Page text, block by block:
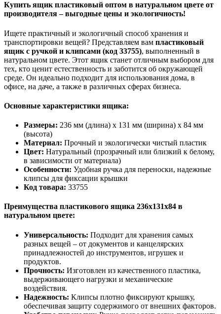
Купить ящик пластиковый оптом в натуральном цвете от
производителя – выгодные цены и экологичность!
Ищете практичный и экологичный способ хранения и
транспортировки вещей? Представляем вам пластиковый
ящик с ручкой и клипсами (код 33755), выполненный в
натуральном цвете. Этот ящик станет отличным выбором для
тех, кто ценит естественность и заботится об окружающей
среде. Он идеально подходит для использования дома, в
офисе, на даче, а также в различных сферах бизнеса.
Основные характеристики ящика:
Размеры: 236 мм (длина) x 131 мм (ширина) x 84 мм
(высота)
Материал: Прочный и экологически чистый пластик
Цвет: Натуральный (прозрачный или близкий к белому,
в зависимости от материала)
Особенности: Удобная ручка для переноски, надежные
клипсы для фиксации крышки
Код товара: 33755
Преимущества пластикового ящика 236х131х84 в
натуральном цвете:
Универсальность: Подходит для хранения самых
разных вещей – от документов и канцелярских
принадлежностей до инструментов, игрушек и
продуктов.
Прочность: Изготовлен из качественного пластика,
выдерживающего нагрузки и механические
воздействия.
Надежность: Клипсы плотно фиксируют крышку,
обеспечивая защиту содержимого от внешних факторов.